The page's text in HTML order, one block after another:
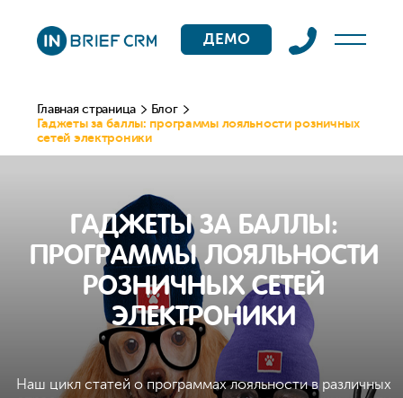
ДЕМО
Главная страница
Блог
Гаджеты за баллы: программы лояльности розничных
сетей электроники
ГАДЖЕТЫ ЗА БАЛЛЫ:
ПРОГРАММЫ ЛОЯЛЬНОСТИ
РОЗНИЧНЫХ СЕТЕЙ
ЭЛЕКТРОНИКИ
Наш цикл статей о программах лояльности в различных